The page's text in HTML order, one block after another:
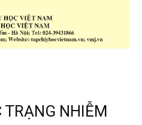
TRẠNG NHIỄM